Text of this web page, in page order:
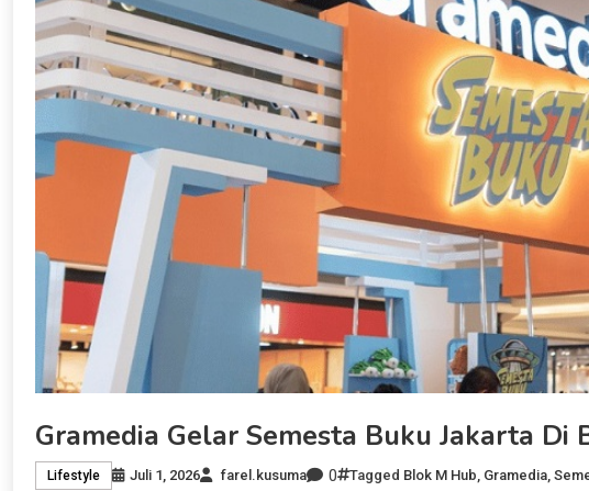
Gramedia Gelar Semesta Buku Jakarta
Lifestyle Juli 1, 2026 farel.kusuma 0 Tagged Blok M Hub, Gramedia,